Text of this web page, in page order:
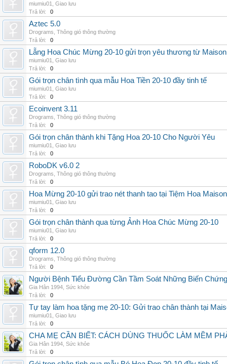
miumiu01
Giao lưu
Trả lời:
0
Aztec 5.0
Drograms Thông gió thông thường
Trả lời:
0
Lẵng Hoa Chúc Mừng 20-10 gửi trọn yêu thương từ Maison
miumiu01
Giao lưu
Trả lời:
0
Gói trọn chân tình qua mẫu Hoa Tiền 20-10 đầy tinh tế
miumiu01
Giao lưu
Trả lời:
0
Ecoinvent 3.11
Drograms Thông gió thông thường
Trả lời:
0
Gói trọn chân thành khi Tặng Hoa 20-10 Cho Người Yêu
miumiu01
Giao lưu
Trả lời:
0
RoboDK v6.0 2
Drograms Thông gió thông thường
Trả lời:
0
Hoa Mừng 20-10 gửi trao nét thanh tao tại Tiệm Hoa Maison
miumiu01
Giao lưu
Trả lời:
0
Gói trọn chân thành qua từng Ảnh Hoa Chúc Mừng 20-10
miumiu01
Giao lưu
Trả lời:
0
qform 12.0
Drograms Thông gió thông thường
Trả lời:
0
Người Bệnh Tiểu Đường Cần Tầm Soát Những Biến
Gia Hân 1994 Sức khỏe
Trả lời:
0
Tự tay làm hoa tặng mẹ 20-10: Gửi trao chân thành tại
miumiu01
Giao lưu
Trả lời:
0
CHA MẸ CẦN BIẾT: CÁCH DÙNG THUỐC LÀM MỀM
Gia Hân 1994 Sức khỏe
Trả lời:
0